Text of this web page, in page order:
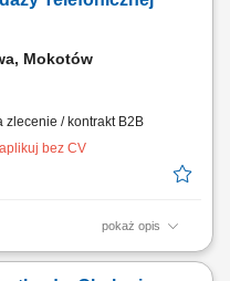
firmy, przekazywanie do
obsługa reklamacji;
Mokotów
zlecenie / kontrakt B2B
aplikuj bez CV
pokaż opis
klientów; aktywna sprzedaż